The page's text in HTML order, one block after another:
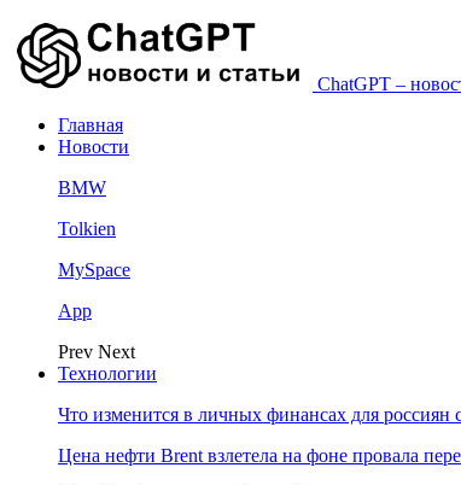
ChatGPT –
Главная
Новости
BMW
Tolkien
MySpace
App
Prev Next
Технологии
Что изменится в личных финансах для россиян
Цена нефти Brent взлетела на фоне провала